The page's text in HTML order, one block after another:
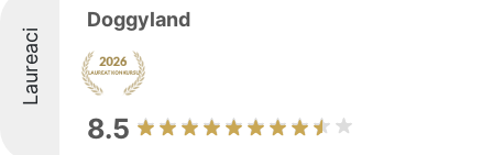
Laureaci
Doggyland
8.5